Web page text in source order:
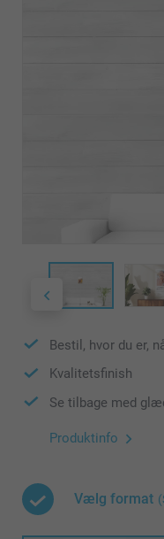
Bestil, hvor du er,
Kvalitetsfinish
Se tilbage med
Produktinfo
Vælg format